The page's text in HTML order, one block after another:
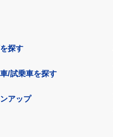
探す
/試乗車を探す
アップ